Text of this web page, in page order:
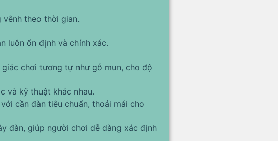
theo thời gian.
luôn ổn định và chính xác.
chơi tương tự như gỗ mun, cho độ
và kỹ thuật khác nhau.
cần đàn tiêu chuẩn, thoải mái cho
đàn, giúp người chơi dễ dàng xác định